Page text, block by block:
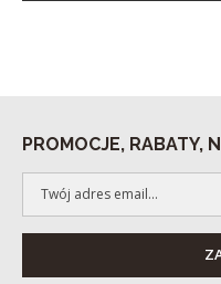
PROMOCJE, RABATY,